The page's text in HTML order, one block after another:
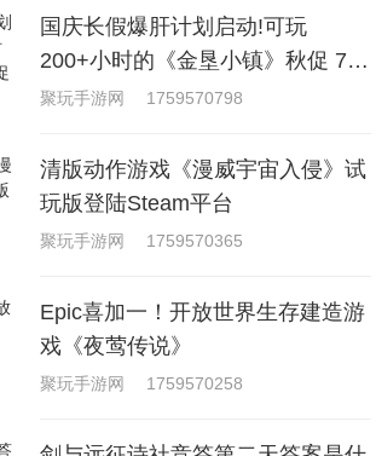
国庆长假爆肝计划启动!可玩
200+小时的《金垦小镇》秋促 7折
中
聚玩手游网 1759570798
清版动作游戏《漫威宇宙入侵》试
玩版登陆Steam平台
聚玩手游网 1759570365
Epic喜加一！开放世界生存建造游
戏《夜莺传说》
聚玩手游网 1759570258